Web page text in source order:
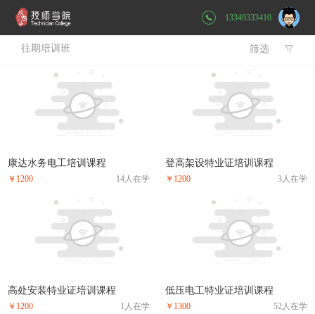
13349333410
往期培训班 
筛选
康达水务电工培训课程
￥1200 14人在学
登高架设特业证培训课程
￥1200 3人在学
高处安装特业证培训课程
￥1200 1人在学
低压电工特业证培训课程
￥1300 52人在学